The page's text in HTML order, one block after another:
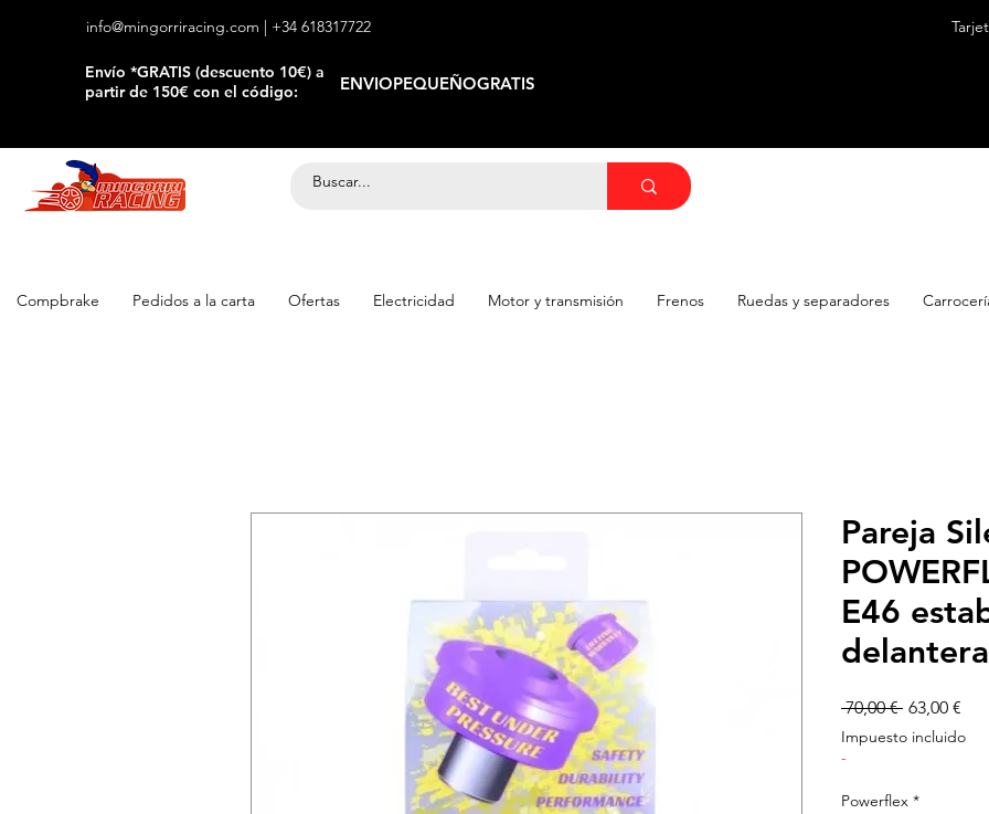
info@mingorriracing.com | +34 618317722
​Envío *GRATIS (descuento 10€) a
partir de 150€ con el código:
ENVIOPEQUEÑOGRATIS
Compbrake Pedidos a la carta Ofertas Electricidad Motor y transmisión Frenos Ruedas y separadores
Pareja
E46
70,00 € Precio
63,00 €
Impuesto incluido
-
Powerflex *